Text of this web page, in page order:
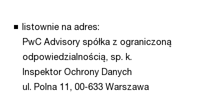
listownie na adres:
PwC Advisory spółka z ograniczoną
odpowiedzialnością, sp. k.
Inspektor Ochrony Danych
ul. Polna 11, 00-633 Warszawa